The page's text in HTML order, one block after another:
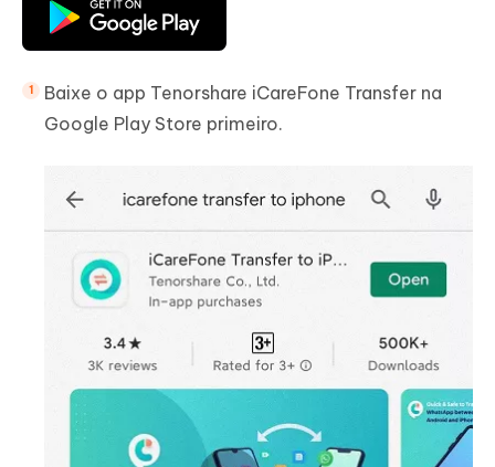
Baixe o app Tenorshare iCareFone Transfer na
Google Play Store primeiro.